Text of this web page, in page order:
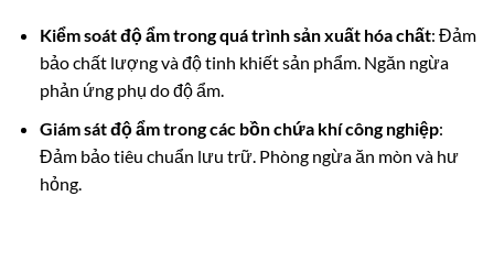
Kiểm soát độ ẩm trong quá trình sản xuất hóa chất: Đảm
bảo chất lượng và độ tinh khiết sản phẩm. Ngăn ngừa
phản ứng phụ do độ ẩm.
Giám sát độ ẩm trong các bồn chứa khí công nghiệp:
Đảm bảo tiêu chuẩn lưu trữ. Phòng ngừa ăn mòn và hư
hỏng.